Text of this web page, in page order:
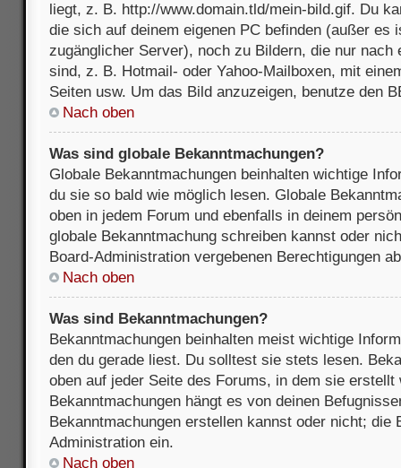
liegt, z. B. http://www.domain.tld/mein-bild.gif. Du
die sich auf deinem eigenen PC befinden (außer es
zugänglicher Server), noch zu Bildern, die nur nach
sind, z. B. Hotmail- oder Yahoo-Mailboxen, mit
Seiten usw. Um das Bild anzuzeigen, benutze den
Nach oben
Was sind globale Bekanntmachungen?
Globale Bekanntmachungen beinhalten wichtige
du sie so bald wie möglich lesen. Globale
oben in jedem Forum und ebenfalls in deinem
globale Bekanntmachung schreiben kannst oder
Board-Administration vergebenen Berechtigungen
Nach oben
Was sind Bekanntmachungen?
Bekanntmachungen beinhalten meist wichtige
den du gerade liest. Du solltest sie stets lesen.
oben auf jeder Seite des Forums, in dem sie erstellt
Bekanntmachungen hängt es von deinen
Bekanntmachungen erstellen kannst oder nicht; die
Administration ein.
Nach oben